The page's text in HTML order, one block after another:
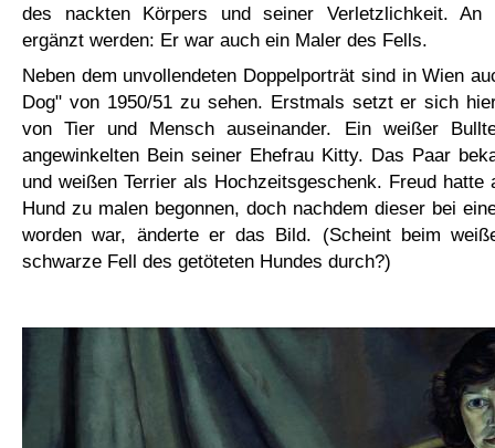
des nackten Körpers und seiner Verletzlichkeit. An
ergänzt werden: Er war auch ein Maler des Fells.
Neben dem unvollendeten Doppelporträt sind in Wien
Dog" von 1950/51 zu sehen. Erstmals setzt er sich
von Tier und Mensch auseinander. Ein weißer
angewinkelten Bein seiner Ehefrau Kitty. Das Paar
und weißen Terrier als Hochzeitsgeschenk. Freud hatte
Hund zu malen begonnen, doch nachdem dieser bei
worden war, änderte er das Bild. (Scheint beim
schwarze Fell des getöteten Hundes durch?)